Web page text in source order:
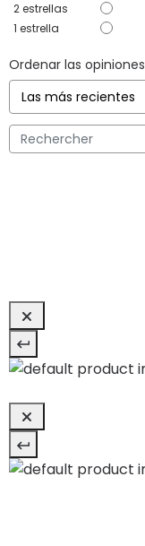
2estrellas
1 estrella
Ordenar las opiniones